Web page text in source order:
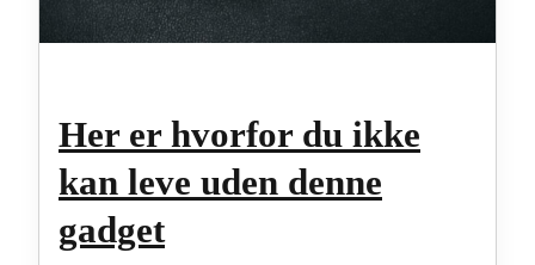
Her er hvorfor du ikke
kan leve uden denne
gadget